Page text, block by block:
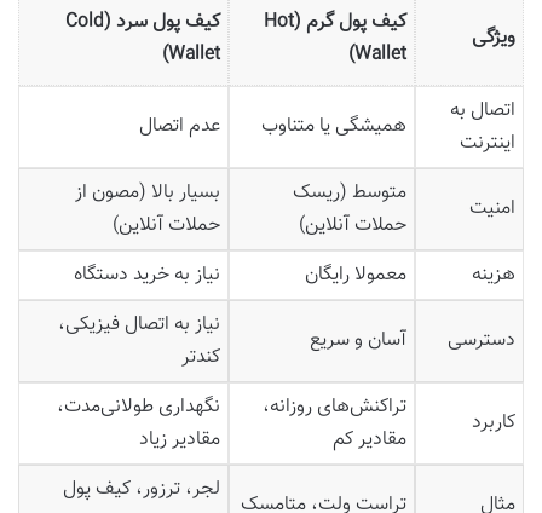
ویژگی
کیف پول گرم (Hot
Wallet)
کیف پول سرد (Cold
Wallet)
اتصال به
اینترنت
همیشگی یا متناوب عدم اتصال
امنیت
متوسط (ریسک
حملات آنلاین)
بسیار بالا (مصون از
حملات آنلاین)
هزینه
معمولا رایگان نیاز به خرید دستگاه
دسترسی آسان و سریع
نیاز به اتصال فیزیکی،
کندتر
کاربرد
تراکنش‌های روزانه،
مقادیر کم
نگهداری طولانی‌مدت،
مقادیر زیاد
مثال تراست ولت، متامسک
لجر، ترزور، کیف پول